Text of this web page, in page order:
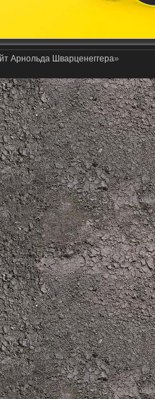
Арнольда Шварценеггера»